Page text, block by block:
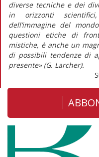
diverse tecniche e dei
in orizzonti
dell’immagine del
questioni etiche di
mistiche, è anche un
di possibili tendenze di
presente» (G. Larcher).